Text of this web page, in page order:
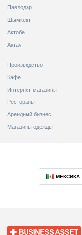
Павлодар
Шымкент
Актобе
Актау
Производство
Кафе
Интернет-магазины
Рестораны
Арендный бизнес
Магазины одежды
Business Asset